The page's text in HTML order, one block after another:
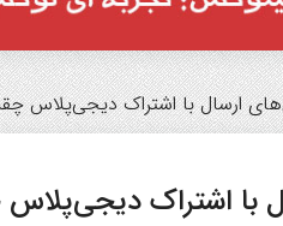
ارسال با اشتراک دیجی‌پلاس
با اشتراک